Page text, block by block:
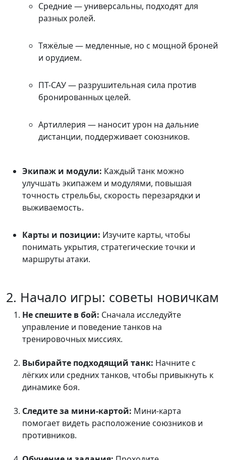
Средние — универсальны, подходят для
разных ролей.
Тяжёлые — медленные, но с мощной броней
и орудием.
ПТ-САУ — разрушительная сила против
бронированных целей.
Артиллерия — наносит урон на дальние
дистанции, поддерживает союзников.
Экипаж и модули: Каждый танк можно
улучшать экипажем и модулями, повышая
точность стрельбы, скорость перезарядки и
выживаемость.
Карты и позиции: Изучите карты, чтобы
понимать укрытия, стратегические точки и
маршруты атаки.
2. Начало игры: советы новичкам
Не спешите в бой: Сначала исследуйте
управление и поведение танков на
тренировочных миссиях.
Выбирайте подходящий танк: Начните с
лёгких или средних танков, чтобы привыкнуть к
динамике боя.
Следите за мини-картой: Мини-карта
помогает видеть расположение союзников и
противников.